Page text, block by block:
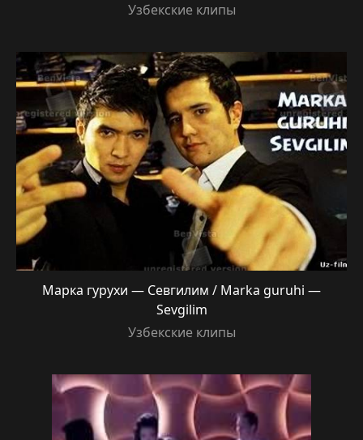
Узбекские клипы
Марка гурухи — Севгилим / Marka guruhi —
Sevgilim
Узбекские клипы